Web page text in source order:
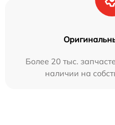
Более 20 тыс.
наличии на